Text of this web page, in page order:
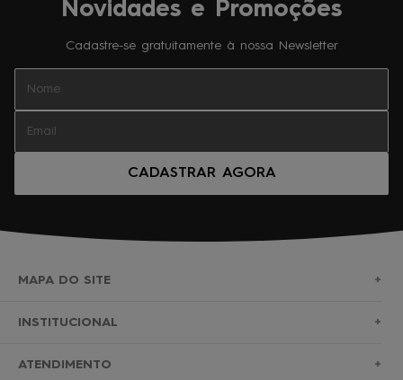
Novidades e Promoções
Cadastre-se gratuitamente à nossa Newsletter
CADASTRAR AGORA
MAPA DO SITE +
SURF
INSTITUCIONAL +
SOBRE NÓS
ATENDIMENTO +